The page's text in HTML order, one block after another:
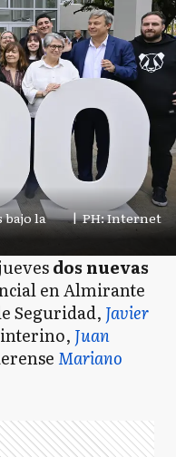
bajo la
| PH: Internet
dos nuevas
en Almirante
Seguridad, Javier
Juan
Mariano